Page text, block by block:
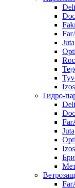
Juta
Гидро-
Juta